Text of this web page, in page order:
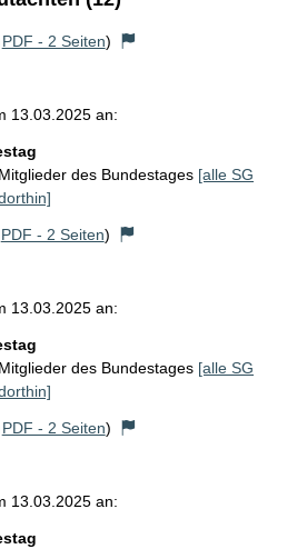
PDF - 2 Seiten)
13.03.2025 an:
Mitglieder des Bundestages [alle SG
PDF - 2 Seiten)
13.03.2025 an:
Mitglieder des Bundestages [alle SG
PDF - 2 Seiten)
13.03.2025 an: